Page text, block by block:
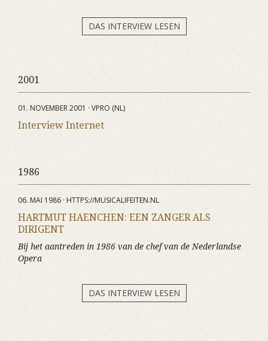
DAS INTERVIEW LESEN
2001
01. NOVEMBER 2001 · VPRO (NL)
Interview Internet
1986
06. MAI 1986 · HTTPS://MUSICALIFEITEN.NL
HARTMUT HAENCHEN: EEN ZANGER ALS
DIRIGENT
Bij het aantreden in 1986 van de chef van de Nederlandse
Opera
DAS INTERVIEW LESEN